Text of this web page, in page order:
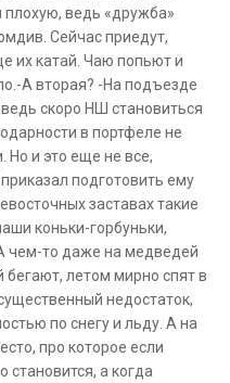
ведь «дружба»
Сейчас приедут,
их катай. Чаю попьют и
А вторая? -На подъезде
скоро НШ становиться
в портфеле не
Но и это еще не все,
подготовить ему
заставах такие
коньки-горбуньки,
чем-то даже на медведей
летом мирно спят в
недостаток,
по снегу и льду. А на
про которое если
а когда